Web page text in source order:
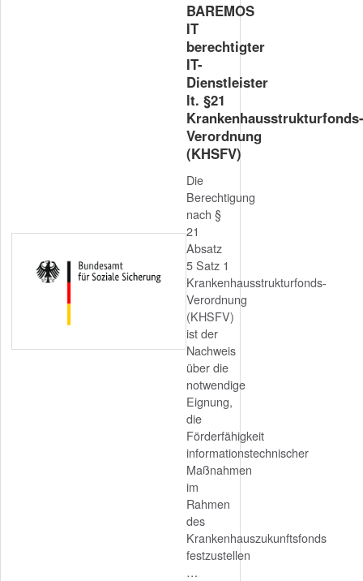
BAREMOS
IT
berechtigter
IT-
Dienstleister
lt. §21
Krankenhausstrukturfonds-
Verordnung
(KHSFV)
Die
Berechtigung
nach §
21
Absatz
5 Satz 1
Krankenhausstrukturfonds-
Verordnung
(KHSFV)
ist der
Nachweis
über die
notwendige
Eignung,
die
Förderfähigkeit
informationstechnischer
Maßnahmen
im
Rahmen
des
Krankenhauszukunftsfonds
festzustellen
…